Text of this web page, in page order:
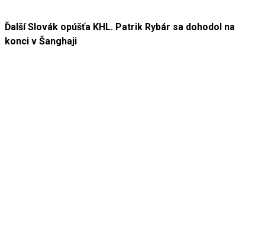
Ďalší Slovák opúšťa KHL. Patrik Rybár sa dohodol na
konci v Šanghaji